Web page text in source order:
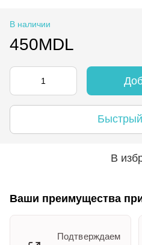
В наличии
450MDL
В
Ваши преимущества
Подтверждаем